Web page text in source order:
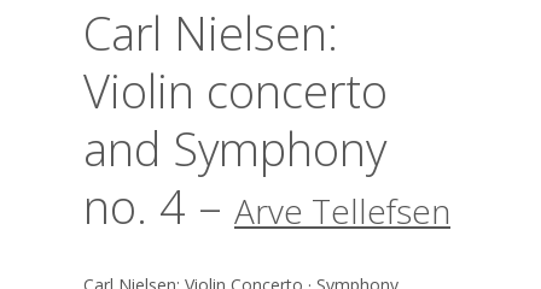
Carl Nielsen:
Violin concerto
and Symphony
no. 4 – Arve Tellefsen